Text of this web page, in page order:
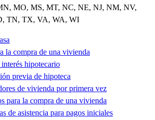
MO, MS, MT, NC, NE, NJ, NM, NV,
TN, TX, VA, WA, WI
la compra de una vivienda
interés hipotecario
previa de hipoteca
de vivienda por primera vez
para la compra de una vivienda
de asistencia para pagos iniciales